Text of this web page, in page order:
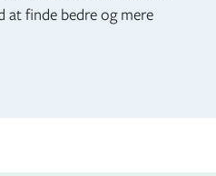
at finde bedre og mere